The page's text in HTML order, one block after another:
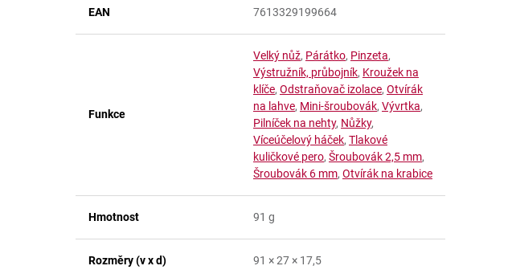
EAN 7613329199664
Funkce
Velký nůž, Párátko, Pinzeta,
Výstružník, průbojník, Kroužek na
klíče, Odstraňovač izolace, Otvírák
na lahve, Mini-šroubovák, Vývrtka,
Pilníček na nehty, Nůžky,
Víceúčelový háček, Tlakové
kuličkové pero, Šroubovák 2,5 mm,
Šroubovák 6 mm, Otvírák na krabice
Hmotnost 91 g
Rozměry (v x d) 91 × 27 × 17,5